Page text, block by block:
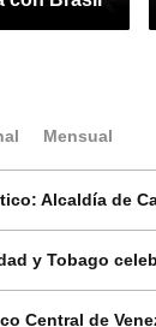
Mensual
Alcaldía de
y Tobago
Central de